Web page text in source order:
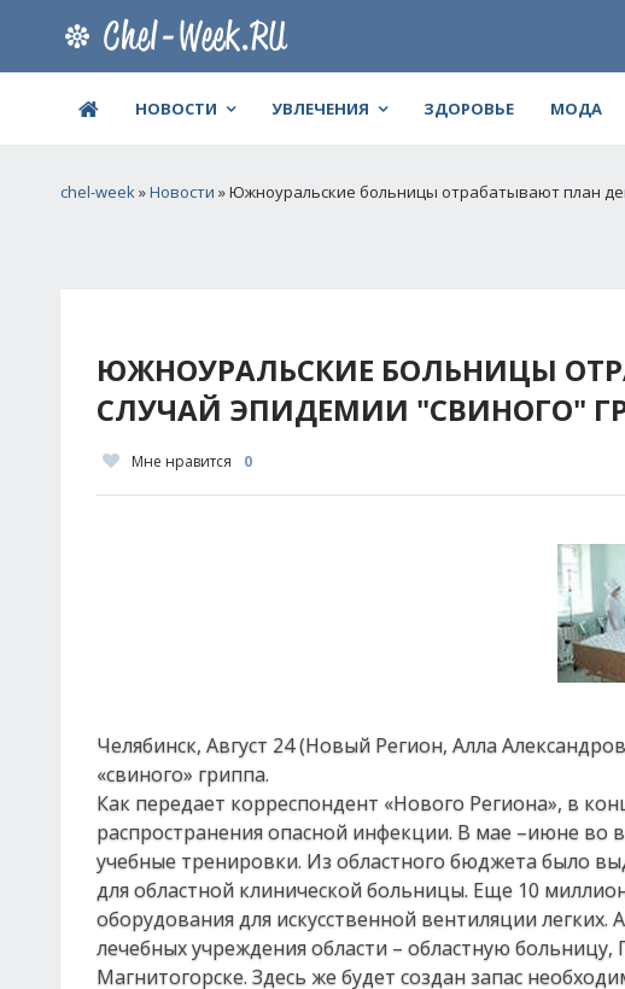
НОВОСТИ УВЛЕЧЕНИЯ ЗДОРОВЬЕ МОДА
chel-week»Новости » Южноуральские больницы отрабатывают план
ЮЖНОУРАЛЬСКИЕ БОЛЬНИЦЫ
СЛУЧАЙ ЭПИДЕМИИ "СВИНОГО"
Мне нравится 0
Челябинск, Август 24 (Новый Регион, Алла
«свиного» гриппа.
Как передает корреспондент «Нового Региона», в
распространения опасной инфекции. В мае –июне во
учебные тренировки. Из областного бюджета было
для областной клинической больницы. Еще 10
оборудования для искусственной вентиляции
лечебных учреждения области – областную
Магнитогорске. Здесь же будет создан запас